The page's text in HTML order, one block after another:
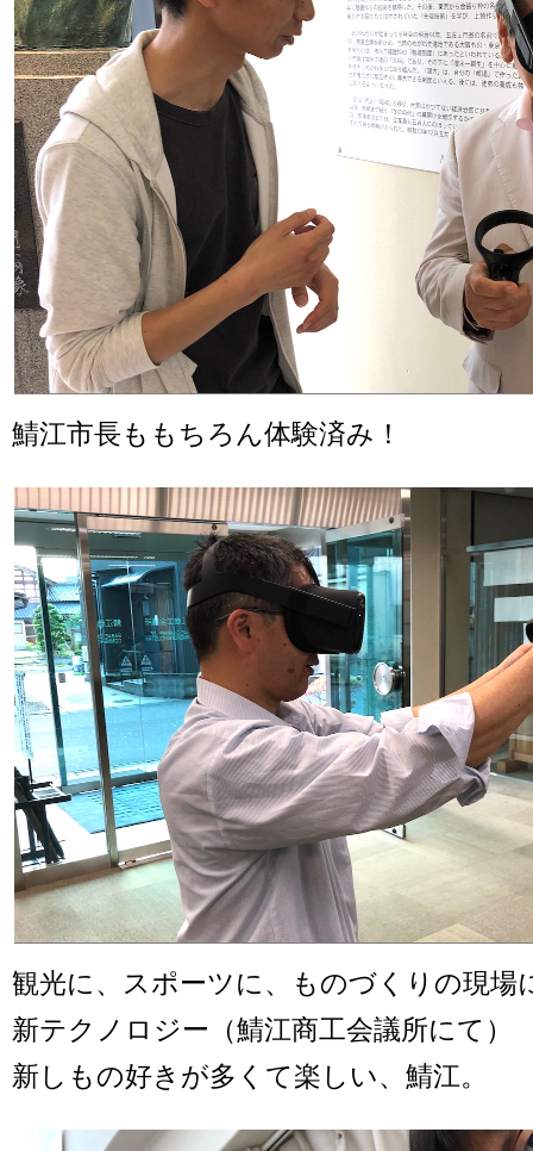
鯖江市長ももちろん体験済み！
観光に、スポーツに、ものづくりの現場
新テクノロジー（鯖江商工会議所にて）
新しもの好きが多くて楽しい、鯖江。